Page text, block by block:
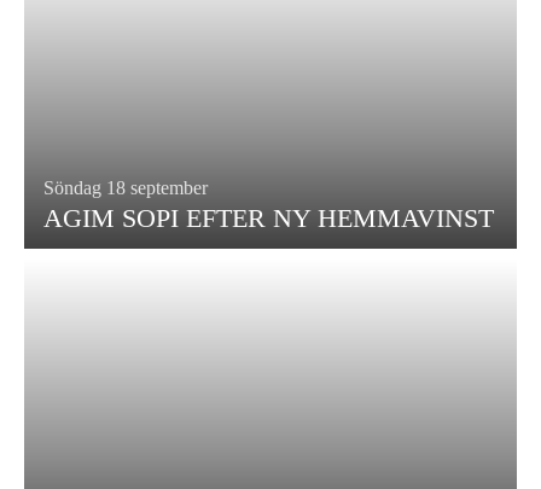
Söndag 18 september
AGIM SOPI EFTER NY HEMMAVINST